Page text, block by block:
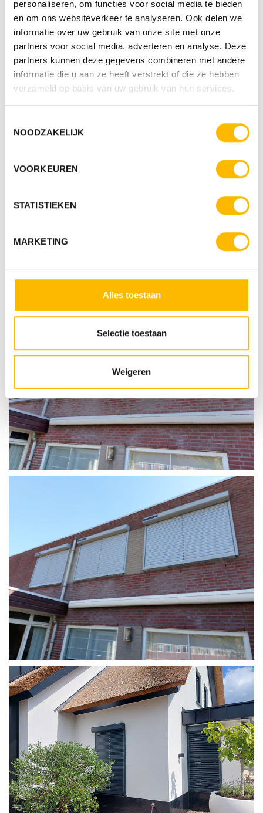
personaliseren, om functies voor social media te bieden
en om ons websiteverkeer te analyseren. Ook delen we
informatie over uw gebruik van onze site met onze
partners voor social media, adverteren en analyse. Deze
partners kunnen deze gegevens combineren met andere
informatie die u aan ze heeft verstrekt of die ze hebben
verzameld op basis van uw gebruik van hun services.
NOODZAKELIJK
VOORKEUREN
STATISTIEKEN
MARKETING
Alles toestaan
Selectie toestaan
Weigeren